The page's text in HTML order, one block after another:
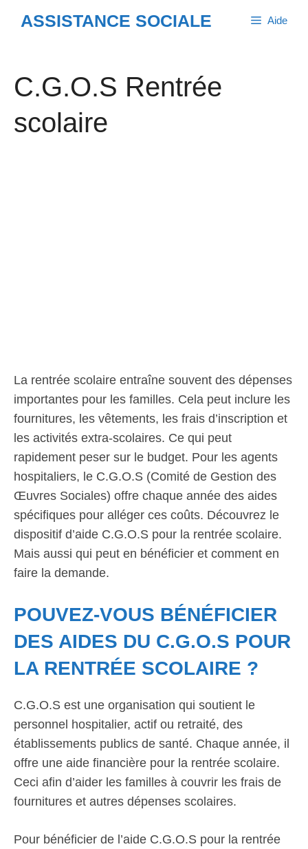
ASSISTANCE SOCIALE Aide
C.G.O.S Rentrée
scolaire
La rentrée scolaire entraîne souvent des dépenses
importantes pour les familles. Cela peut inclure les
fournitures, les vêtements, les frais d’inscription et
les activités extra-scolaires. Ce qui peut
rapidement peser sur le budget. Pour les agents
hospitaliers, le C.G.O.S (Comité de Gestion des
Œuvres Sociales) offre chaque année des aides
spécifiques pour alléger ces coûts. Découvrez le
dispositif d’aide C.G.O.S pour la rentrée scolaire.
Mais aussi qui peut en bénéficier et comment en
faire la demande.
POUVEZ-VOUS BÉNÉFICIER
DES AIDES DU C.G.O.S POUR
LA RENTRÉE SCOLAIRE ?
C.G.O.S est une organisation qui soutient le
personnel hospitalier, actif ou retraité, des
établissements publics de santé. Chaque année, il
offre une aide financière pour la rentrée scolaire.
Ceci afin d’aider les familles à couvrir les frais de
fournitures et autres dépenses scolaires.
Pour bénéficier de l’aide C.G.O.S pour la rentrée